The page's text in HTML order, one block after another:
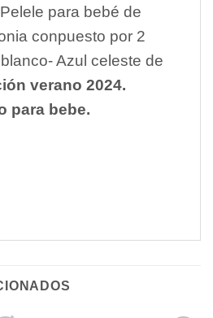
Pelele para bebé de
conpuesto por 2
Azul celeste de
verano 2024.
para bebe.